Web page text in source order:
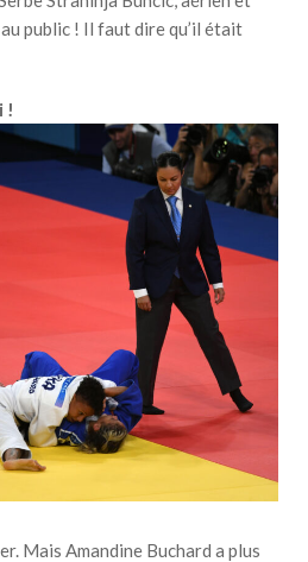
public ! Il faut dire qu’il était
!
Mais Amandine Buchard a plus